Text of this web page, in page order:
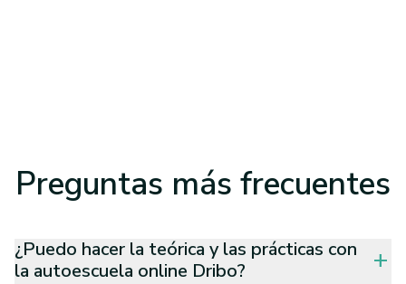
Preguntas más frecuentes
¿Puedo hacer la teórica y las prácticas con
la autoescuela online Dribo?
add